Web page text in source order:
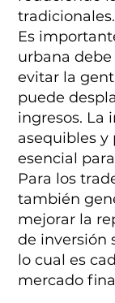
tradicionales.
Es
urbana
evitar la
puede
ingresos. La
asequibles
esencial
Para los
también
mejorar la
de inversión
lo cual es
mercado